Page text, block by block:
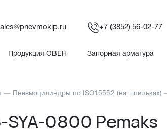
+7 (3852) 56-02-77
Продукция ОВЕН Запорная арматура
— Пневмоцилиндры по ISO15552 (на шпильках)
SYA-0800 Pemaks